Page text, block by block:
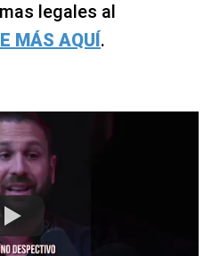
legales al
MÁS AQUÍ.